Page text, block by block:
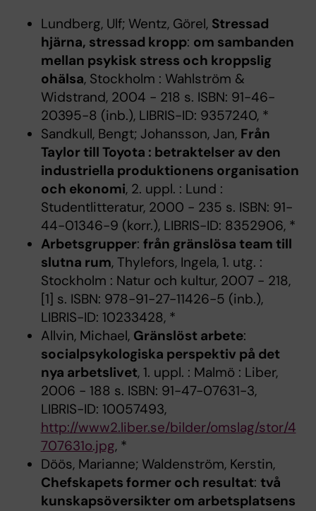
Lundberg, Ulf; Wentz, Görel, Stressad
hjärna, stressad kropp: om sambanden
mellan psykisk stress och kroppslig
ohälsa, Stockholm : Wahlström &
Widstrand, 2004 - 218 s. ISBN: 91-46-
20395-8 (inb.), LIBRIS-ID: 9357240, *
Sandkull, Bengt; Johansson, Jan, Från
Taylor till Toyota : betraktelser av den
industriella produktionens organisation
och ekonomi, 2. uppl. : Lund :
Studentlitteratur, 2000 - 235 s. ISBN: 91-
44-01346-9 (korr.), LIBRIS-ID: 8352906, *
Arbetsgrupper: från gränslösa team till
slutna rum, Thylefors, Ingela, 1. utg. :
Stockholm : Natur och kultur, 2007 - 218,
[1] s. ISBN: 978-91-27-11426-5 (inb.),
LIBRIS-ID: 10233428, *
Allvin, Michael, Gränslöst arbete:
socialpsykologiska perspektiv på det
nya arbetslivet, 1. uppl. : Malmö : Liber,
2006 - 188 s. ISBN: 91-47-07631-3,
LIBRIS-ID: 10057493,
http://www2.liber.se/bilder/omslag/stor/4
707631o.jpg, *
Döös, Marianne; Waldenström, Kerstin,
Chefskapets former och resultat: två
kunskapsöversikter om arbetsplatsens